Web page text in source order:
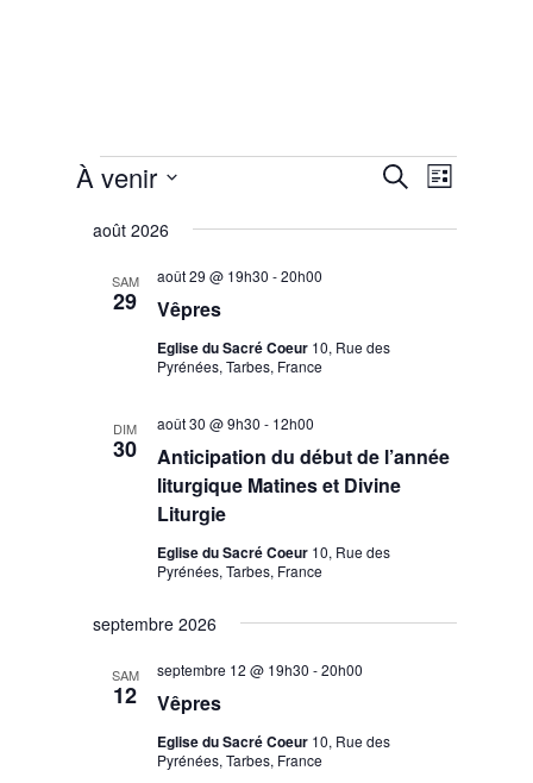
Évènements
Recherche
navigation
Recherche
de
vues
Liste
À venir
uneaoût 2026
SAM
29 Vêpres
août 29 @ 19h30 -20h00
Eglise du Sacré Coeur 10, Rue des
Pyrénées, Tarbes, France
DIM
30
Anticipation du début de l’année
liturgique Matines et Divine
Liturgie
août 30 @ 9h30 - 12h00
Eglise du Sacré Coeur 10, Rue des
Pyrénées, Tarbes, France
septembre 2026
SAM
12 Vêpres
septembre 12 @ 19h30 -20h00
Eglise du Sacré Coeur 10, Rue des
Pyrénées, Tarbes, France